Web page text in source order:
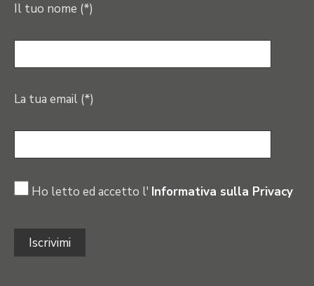
Il tuo nome (*)
La tua email (*)
Ho letto ed accetto l' Informativa sulla Privacy